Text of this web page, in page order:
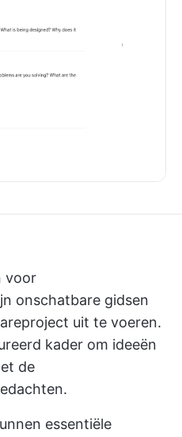
voor
onschatbare gidsen
uit te voeren.
kader om ideeën
de
essentiële